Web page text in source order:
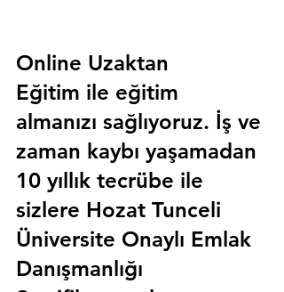
Online Uzaktan
Eğitim ile eğitim
almanızı sağlıyoruz. İş ve
zaman kaybı yaşamadan
10 yıllık tecrübe ile
sizlere Hozat Tunceli
Üniversite Onaylı Emlak
Danışmanlığı